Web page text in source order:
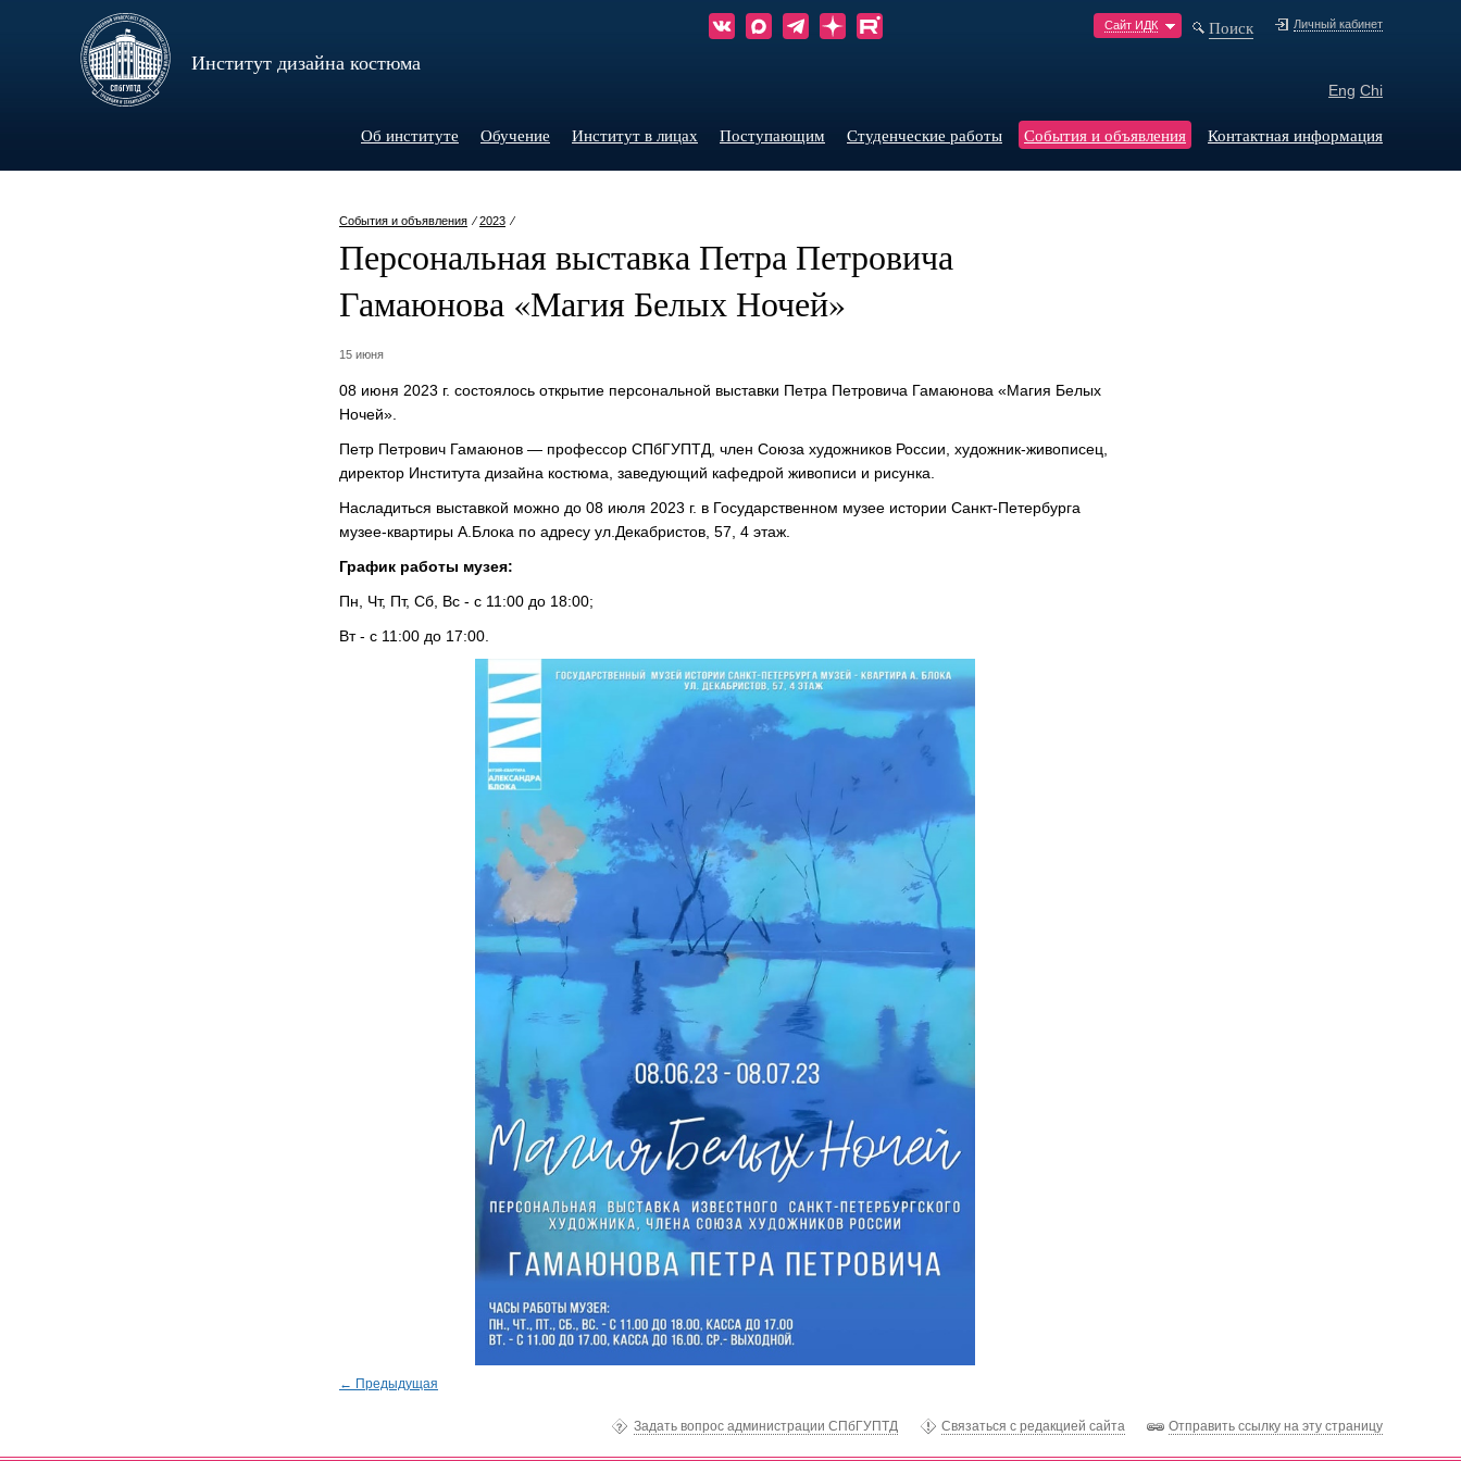
Институт дизайна костюма
Личный кабинет
Поиск
Сайт ИДК
Eng Chi
Об институте Обучение Институт в лицах Поступающим Студенческие работы События и объявления Контактная информация
События и объявления ⁄2023 ⁄
Персональная выставка Петра Петровича
Гамаюнова «Магия Белых Ночей»
15 июня
08 июня 2023 г. состоялось открытие персональной выставки Петра Петровича Гамаюнова «Магия Белых
Ночей».
Петр Петрович Гамаюнов — профессор СПбГУПТД, член Союза художников России, художник-живописец,
директор Института дизайна костюма, заведующий кафедрой живописи и рисунка.
Насладиться выставкой можно до 08 июля 2023 г. в Государственном музее истории Санкт-Петербурга
музее-квартиры А.Блока по адресу ул.Декабристов, 57, 4 этаж.
График работы музея:
Пн, Чт, Пт, Сб, Вс - с 11:00 до 18:00;
Вт - с 11:00 до 17:00.
← Предыдущая
Отправить ссылку на эту страницу
Связаться с редакцией сайта
Задать вопрос администрации СПбГУПТД